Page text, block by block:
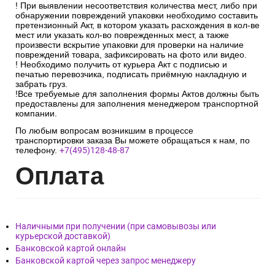
! При выявлении несоответствия количества мест, либо при
обнаружении повреждений упаковки необходимо составить
претензионный Акт, в котором указать расхождения в кол-ве
мест или указать кол-во поврежденных мест, а также
произвести вскрытие упаковки для проверки на наличие
повреждений товара, зафиксировать на фото или видео.
! Необходимо получить от курьера Акт с подписью и
печатью перевозчика, подписать приёмную накладную и
забрать груз.
!Все требуемые для заполнения формы Актов должны быть
предоставлены для заполнения менеджером транспортной
компании.
По любым вопросам возникшим в процессе
транспортировки заказа Вы можете обращаться к нам, по
телефону. +7(495)128-48-87
Оплата
Наличными при получении (при самовывозы или
курьерской доставкой)
Банковской картой онлайн
Банковской картой через запрос менеджеру